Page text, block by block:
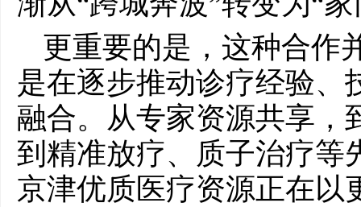
更重要的是，这种合作
是在逐步推动诊疗经验、
融合。从专家资源共享，
到精准放疗、质子治疗等
京津优质医疗资源正在以